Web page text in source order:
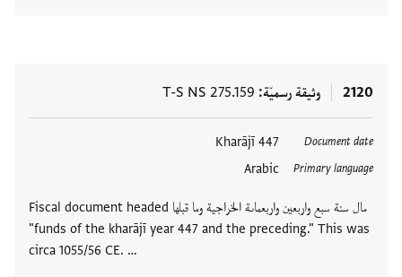
2120 وثيقة رسميّة T-S NS 275.159
Document date
447 Kharājī
Primary language
Arabic
Fiscal document headed مال سنة سبع واربعين واربعماىة الخراجية وما قبلها
"funds of the kharājī year 447 and the preceding." This was
circa 1055/56 CE. …